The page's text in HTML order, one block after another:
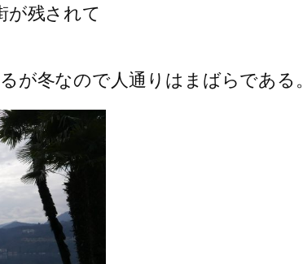
が残されて
冬なので人通りはまばらである。